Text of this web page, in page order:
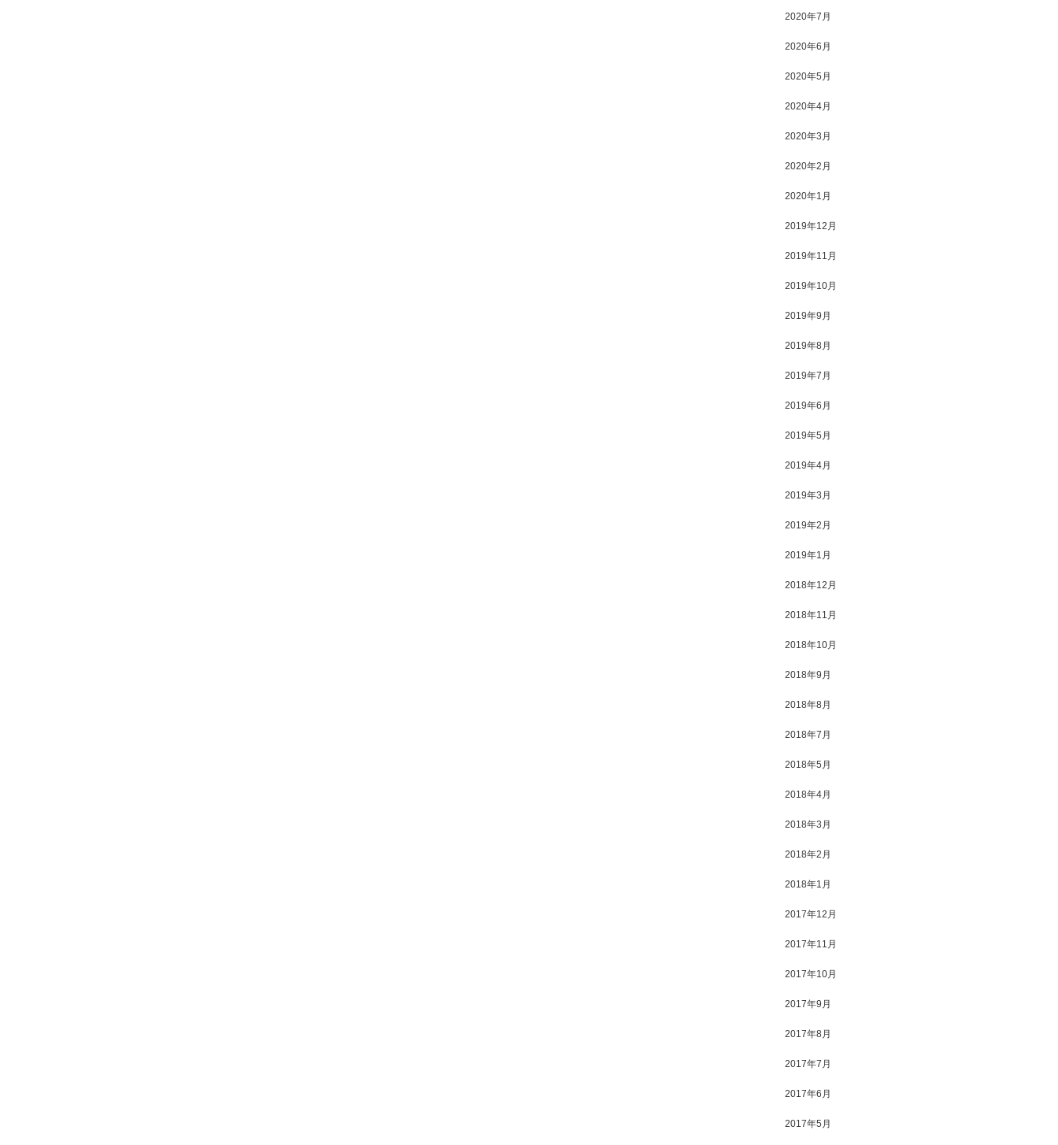
2020年7月
2020年6月
2020年5月
2020年4月
2020年3月
2020年2月
2020年1月
2019年12月
2019年11月
2019年10月
2019年9月
2019年8月
2019年7月
2019年6月
2019年5月
2019年4月
2019年3月
2019年2月
2019年1月
2018年12月
2018年11月
2018年10月
2018年9月
2018年8月
2018年7月
2018年5月
2018年4月
2018年3月
2018年2月
2018年1月
2017年12月
2017年11月
2017年10月
2017年9月
2017年8月
2017年7月
2017年6月
2017年5月